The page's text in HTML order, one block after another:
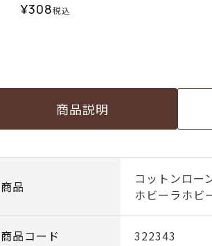
¥308税込
商品説明
商品
コットンロー
ホビーラホビ
商品コード 322343